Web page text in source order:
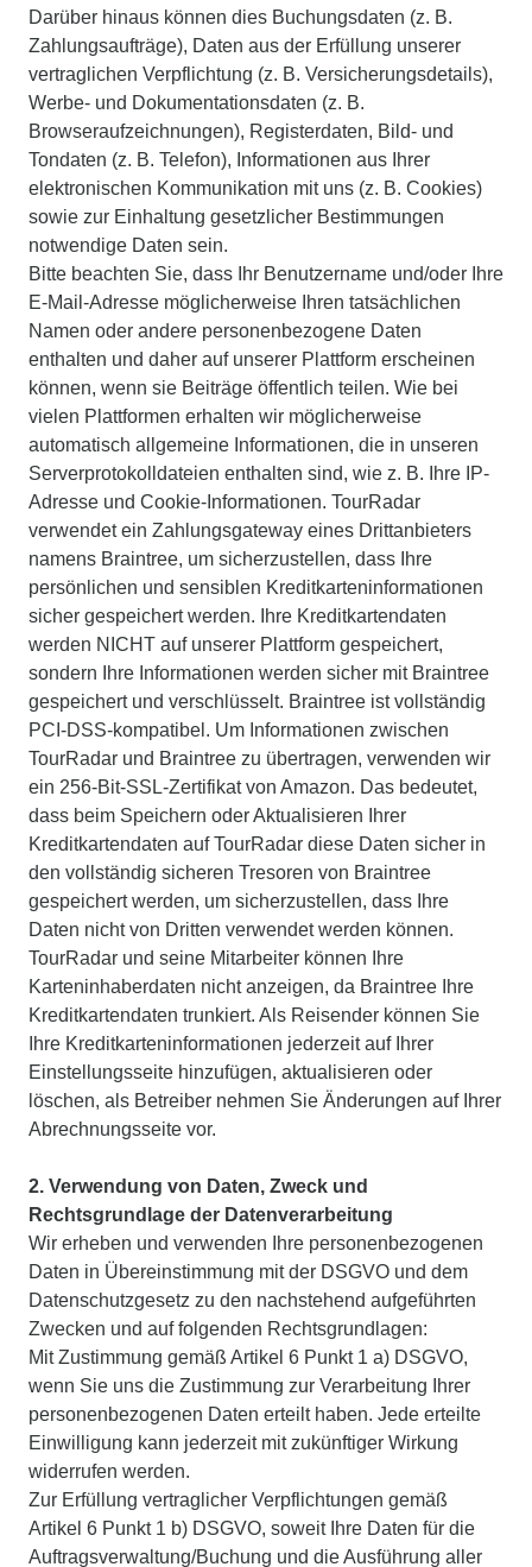
Darüber hinaus können dies Buchungsdaten (z. B.
Zahlungsaufträge), Daten aus der Erfüllung unserer
vertraglichen Verpflichtung (z. B. Versicherungsdetails),
Werbe- und Dokumentationsdaten (z. B.
Browseraufzeichnungen), Registerdaten, Bild- und
Tondaten (z. B. Telefon), Informationen aus Ihrer
elektronischen Kommunikation mit uns (z. B. Cookies)
sowie zur Einhaltung gesetzlicher Bestimmungen
notwendige Daten sein.
Bitte beachten Sie, dass Ihr Benutzername und/oder Ihre
E-Mail-Adresse möglicherweise Ihren tatsächlichen
Namen oder andere personenbezogene Daten
enthalten und daher auf unserer Plattform erscheinen
können, wenn sie Beiträge öffentlich teilen. Wie bei
vielen Plattformen erhalten wir möglicherweise
automatisch allgemeine Informationen, die in unseren
Serverprotokolldateien enthalten sind, wie z. B. Ihre IP-
Adresse und Cookie-Informationen. TourRadar
verwendet ein Zahlungsgateway eines Drittanbieters
namens Braintree, um sicherzustellen, dass Ihre
persönlichen und sensiblen Kreditkarteninformationen
sicher gespeichert werden. Ihre Kreditkartendaten
werden NICHT auf unserer Plattform gespeichert,
sondern Ihre Informationen werden sicher mit Braintree
gespeichert und verschlüsselt. Braintree ist vollständig
PCI-DSS-kompatibel. Um Informationen zwischen
TourRadar und Braintree zu übertragen, verwenden wir
ein 256-Bit-SSL-Zertifikat von Amazon. Das bedeutet,
dass beim Speichern oder Aktualisieren Ihrer
Kreditkartendaten auf TourRadar diese Daten sicher in
den vollständig sicheren Tresoren von Braintree
gespeichert werden, um sicherzustellen, dass Ihre
Daten nicht von Dritten verwendet werden können.
TourRadar und seine Mitarbeiter können Ihre
Karteninhaberdaten nicht anzeigen, da Braintree Ihre
Kreditkartendaten trunkiert. Als Reisender können Sie
Ihre Kreditkarteninformationen jederzeit auf Ihrer
Einstellungsseite hinzufügen, aktualisieren oder
löschen, als Betreiber nehmen Sie Änderungen auf Ihrer
Abrechnungsseite vor.
2. Verwendung von Daten, Zweck und
Rechtsgrundlage der Datenverarbeitung
Wir erheben und verwenden Ihre personenbezogenen
Daten in Übereinstimmung mit der DSGVO und dem
Datenschutzgesetz zu den nachstehend aufgeführten
Zwecken und auf folgenden Rechtsgrundlagen:
Mit Zustimmung gemäß Artikel 6 Punkt 1 a) DSGVO,
wenn Sie uns die Zustimmung zur Verarbeitung Ihrer
personenbezogenen Daten erteilt haben. Jede erteilte
Einwilligung kann jederzeit mit zukünftiger Wirkung
widerrufen werden.
Zur Erfüllung vertraglicher Verpflichtungen gemäß
Artikel 6 Punkt 1 b) DSGVO, soweit Ihre Daten für die
Auftragsverwaltung/Buchung und die Ausführung aller